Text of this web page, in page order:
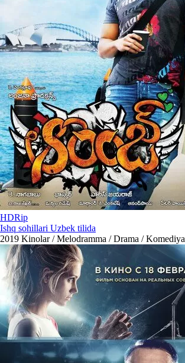
HDRip
Ishq sohillari Uzbek tilida
2019 Kinolar / Melodramma / Drama / Komediya